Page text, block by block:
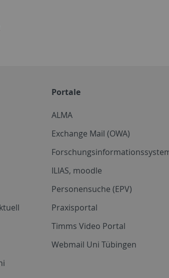
Portale
ALMA
Exchange Mail (OWA)
ILIAS, moodle
Personensuche (EPV)
Praxisportal
Timms Video Portal
Webmail Uni Tübingen